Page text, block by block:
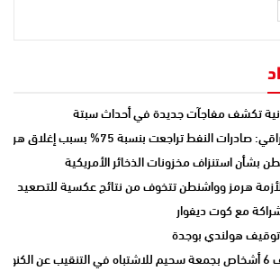
تكشف مفاجآت جديدة في أحداث سبتة
النفط تراجعت بنسبة 75% بسبب إغلاق هرمز
بشأن استنزاف مخزونات الذخائر الأمريكية
هرمز وواشنطن تتخوف من نتائج عكسية للتصعيد
مع كوت ديفوار
توقيف هولندي بوجدة
.